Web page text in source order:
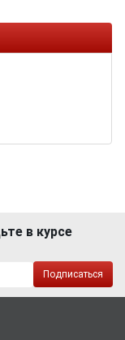
в курсе
Подписаться